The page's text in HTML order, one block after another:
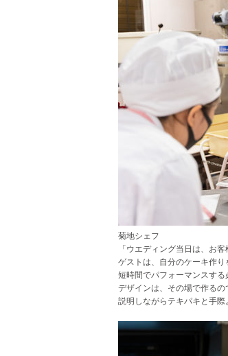
菊地シェフ
「ウエディング当日は、お
ゲストは、自分のケーキ作
短時間でパフォーマンスする
デザインは、その場で作るの
説明しながらテキパキと手